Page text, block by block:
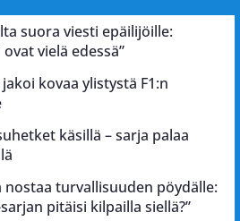
suora viesti epäilijöille:
vielä edessä”
kovaa ylistystä F1:n
käsillä – sarja palaa
nostaa turvallisuuden pöydälle:
pitäisi kilpailla siellä?”